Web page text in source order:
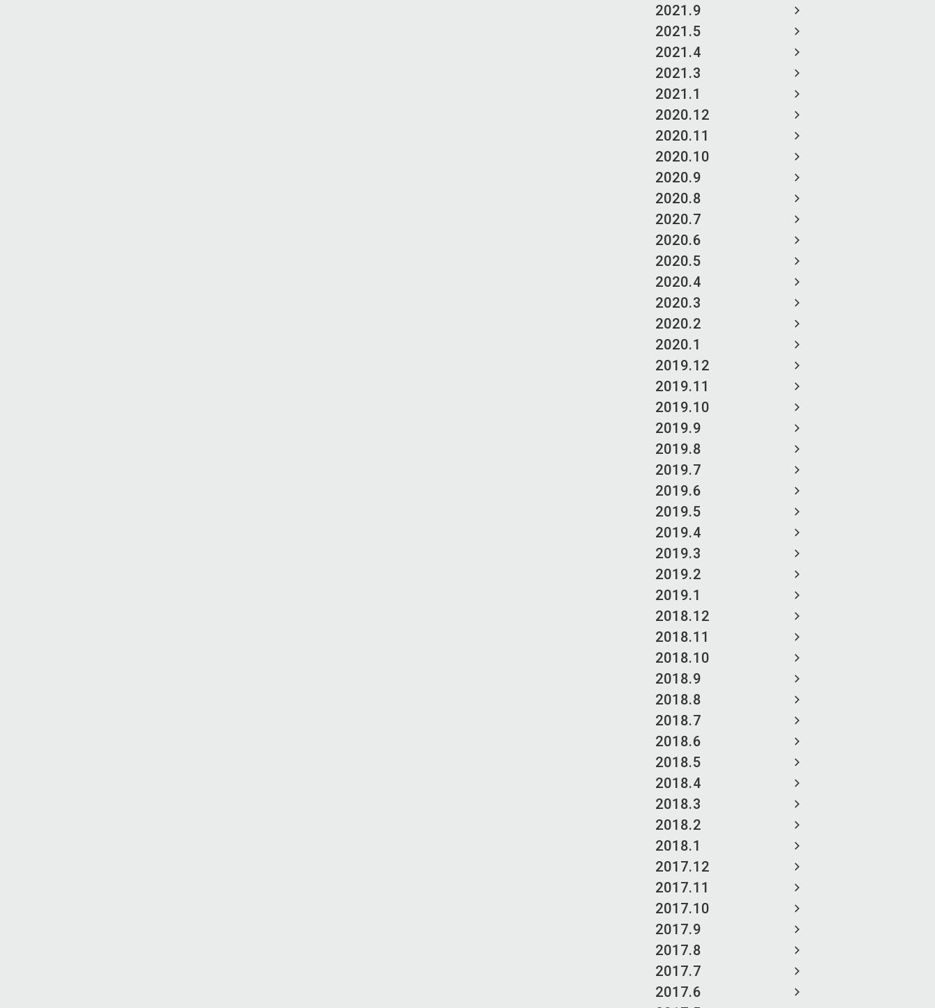
2021.9
2021.5
2021.4
2021.3
2021.1
2020.12
2020.11
2020.10
2020.9
2020.8
2020.7
2020.6
2020.5
2020.4
2020.3
2020.2
2020.1
2019.12
2019.11
2019.10
2019.9
2019.8
2019.7
2019.6
2019.5
2019.4
2019.3
2019.2
2019.1
2018.12
2018.11
2018.10
2018.9
2018.8
2018.7
2018.6
2018.5
2018.4
2018.3
2018.2
2018.1
2017.12
2017.11
2017.10
2017.9
2017.8
2017.7
2017.6